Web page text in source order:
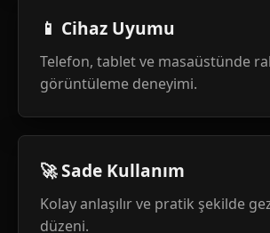
📱 Cihaz Uyumu
Telefon, tablet ve masaüstünde
görüntüleme deneyimi.
🚀 Sade Kullanım
Kolay anlaşılır ve pratik şekilde
düzeni.